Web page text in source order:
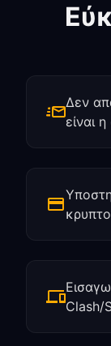
Δεν
είναι
Clash/